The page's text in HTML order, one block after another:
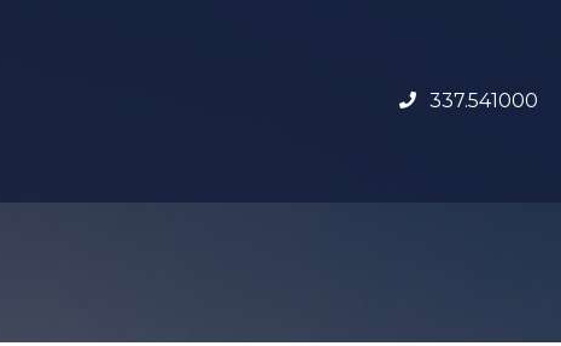
337.541000